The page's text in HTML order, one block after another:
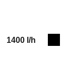
1400 l/h